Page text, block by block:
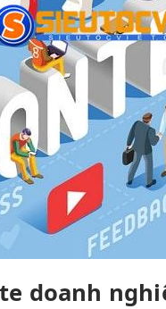
doanh